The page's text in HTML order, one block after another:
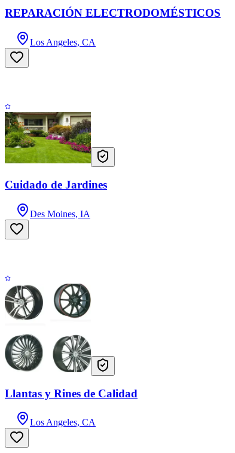
REPARACIÓN ELECTRODOMÉSTICOS
Los Angeles, CA
Cuidado de Jardines
Des Moines, IA
Llantas y Rines de Calidad
Los Angeles, CA